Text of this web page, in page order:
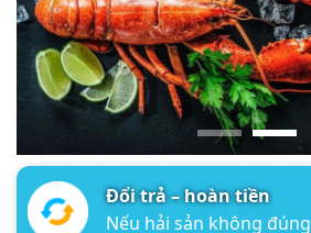
Đổi trả – hoàn tiền
Nếu hải sản không đúng